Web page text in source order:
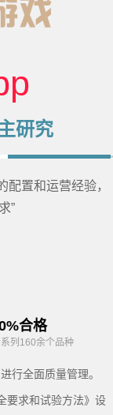
研究
配置和运营经验，
”
合格
列160余个品种
行全面质量管理。
要求和试验方法》设